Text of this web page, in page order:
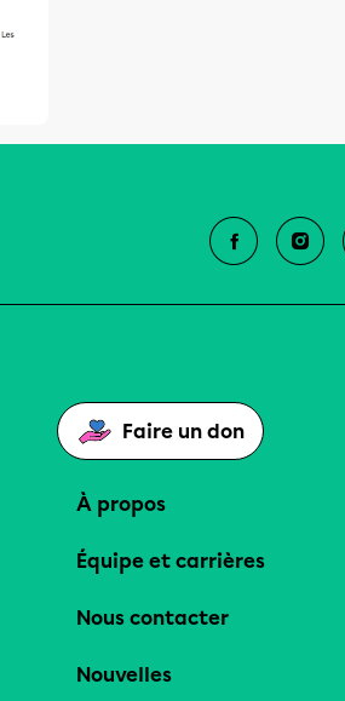
Faire un don
À propos
Équipe et carrières
Nous contacter
Nouvelles